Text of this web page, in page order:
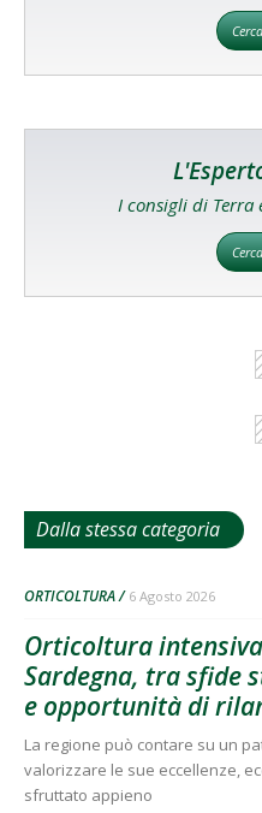
I consigli di
Dalla stessa categoria
ORTICOLTURA 6 Agosto 2026
Orticoltura
Sardegna, tra sfide
e opportunità di
La regione può contare su un
valorizzare le sue eccellenze,
sfruttato appieno